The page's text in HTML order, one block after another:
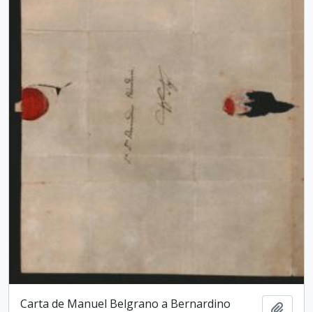
Carta de Manuel Belgrano a Bernardino